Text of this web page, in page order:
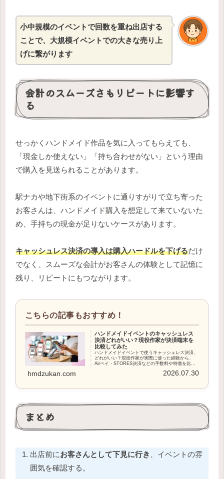
小中規模のイベントで回数を重ね出店する
ことで、大規模イベントでの大きな売り上
げに繋がります
会計のスムーズさもリピートに影響す
る
せっかくハンドメイド作品を気に入ってもらえても、
「現金しか使えない」「持ち合わせがない」という理由
で購入を見送られることがあります。
駅ナカや地下街系のイベントに通りすがりで立ち寄った
お客さんは、ハンドメイド購入を想定して来ていないた
め、手持ちの現金が足りないケースがあります。
キャッシュレス決済の導入は購入ハードルを下げるだけ
でなく、スムーズな会計がお客さんの体験として記憶に
残り、リピートにもつながります。
ハンドメイドイベントのキャッシュレス
決済どれがいい？現役作家が決済端末を
比較してみた
ハンドメイドイベントで使うキャッシュレス決済、
どれがいい？現役作家が実際に使った経験から、
Airペイ・STORES決済などの手数料や特徴を比較
hmdzukan.com 2026.07.30
まとめ
出店前にお客さんとして下見に行き
、イベントの雰
囲気を確認する。